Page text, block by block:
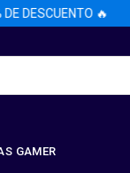
DESCUENTO 🔥
GAMER